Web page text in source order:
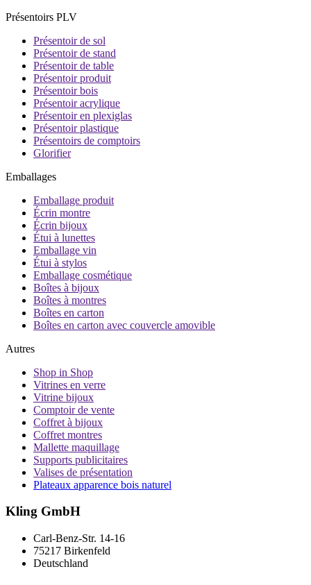
Présentoirs PLV
Présentoir de sol
Présentoir de stand
Présentoir de table
Présentoir produit
Présentoir bois
Présentoir acrylique
Présentoir en plexiglas
Présentoir plastique
Présentoirs de comptoirs
Glorifier
Emballages
Emballage produit
Écrin montre
Écrin bijoux
Étui à lunettes
Emballage vin
Étui à stylos
Emballage cosmétique
Boîtes à bijoux
Boîtes à montres
Boîtes en carton
Boîtes en carton avec couvercle amovible
Autres
Shop in Shop
Vitrines en verre
Vitrine bijoux
Comptoir de vente
Coffret à bijoux
Coffret montres
Mallette maquillage
Supports publicitaires
Valises de présentation
Plateaux apparence bois naturel
Kling GmbH
Carl-Benz-Str. 14-16
75217 Birkenfeld
Deutschland